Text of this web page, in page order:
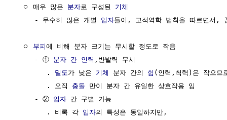
  ㅇ 매우 많은
분자로 구성된 기체
     - 무수히 많은 개별
입자들이, 고적역학 법칙을 따르면서,
  ㅇ
부피에 비해 분자 크기는 무시할 정도로 작음
     - ①
분자 간 인력 ,반발력 무시
        .
밀도 가 낮은 기체 분자 간의 힘 (인력,척력)은 작으
        . 오직
충돌 만이 분자 간 유일한 상호작용 임
     - ②
입자 간 구별 가능
        . 비록 각
입자의 특성은 동일하지만,